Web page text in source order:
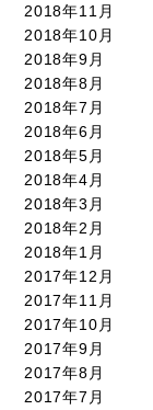
2018年11月
2018年10月
2018年9月
2018年8月
2018年7月
2018年6月
2018年5月
2018年4月
2018年3月
2018年2月
2018年1月
2017年12月
2017年11月
2017年10月
2017年9月
2017年8月
2017年7月